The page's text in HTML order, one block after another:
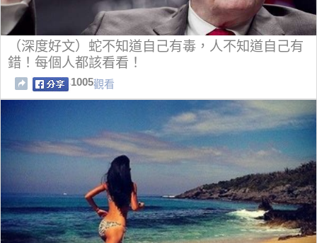
（深度好文）蛇不知道自己有毒，人不知道自己有
錯！每個人都該看看！
1005觀看